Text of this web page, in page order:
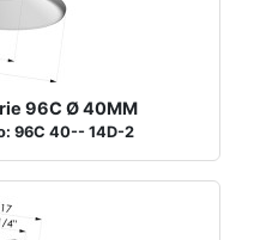
96C Ø 40MM
96C 40-- 14D-2